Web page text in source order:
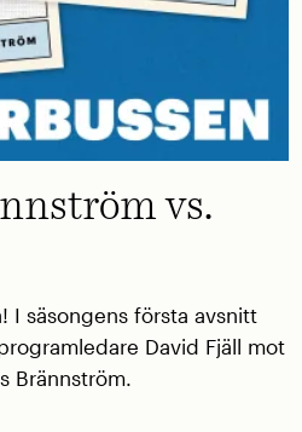
vs.
I säsongens första avsnitt
David Fjäll mot
Brännström.